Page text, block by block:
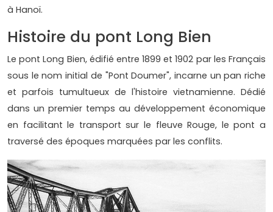
à Hanoï.
Histoire du pont Long Bien
Le pont Long Bien, édifié entre 1899 et 1902 par les Français
sous le nom initial de "Pont Doumer", incarne un pan riche
et parfois tumultueux de l'histoire vietnamienne. Dédié
dans un premier temps au développement économique
en facilitant le transport sur le fleuve Rouge, le pont a
traversé des époques marquées par les conflits.